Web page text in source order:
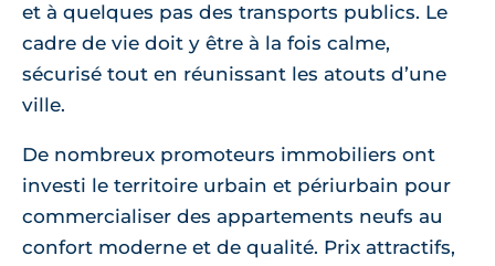
et à quelques pas des transports publics. Le
cadre de vie doit y être à la fois calme,
sécurisé tout en réunissant les atouts d’une
ville.
De nombreux promoteurs immobiliers ont
investi le territoire urbain et périurbain pour
commercialiser des appartements neufs au
confort moderne et de qualité. Prix attractifs,